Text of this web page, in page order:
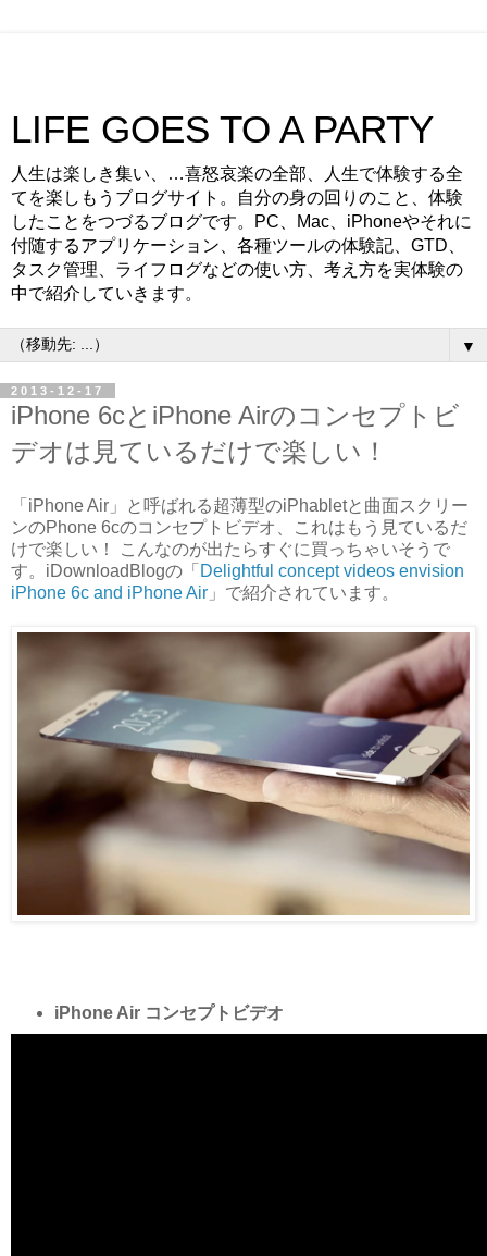
LIFE GOES TO A PARTY
人生は楽しき集い、…喜怒哀楽の全部、人生で体験する全
てを楽しもうブログサイト。自分の身の回りのこと、体験
したことをつづるブログです。PC、Mac、iPhoneやそれに
付随するアプリケーション、各種ツールの体験記、GTD、
タスク管理、ライフログなどの使い方、考え方を実体験の
中で紹介していきます。
▼
2013-12-17
iPhone 6cとiPhone Airのコンセプトビ
デオは見ているだけで楽しい！
「iPhone Air」と呼ばれる超薄型のiPhabletと曲面スクリー
ンのPhone 6cのコンセプトビデオ、これはもう見ているだ
けで楽しい！ こんなのが出たらすぐに買っちゃいそうで
す。iDownloadBlogの「 Delightful concept videos envision
iPhone 6c and iPhone Air 」で紹介されています。
iPhone Air コンセプトビデオ